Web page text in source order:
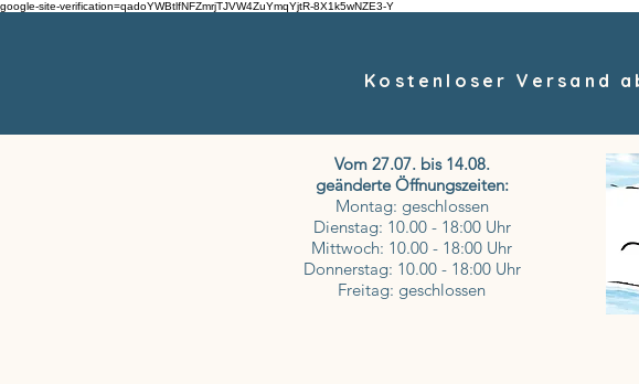
google-site-verification=qadoYWBtlfNFZmrjTJVW4ZuYmqYjtR-8X1k5wNZE3-Y
Kostenloser Versand
Vom 27.07. bis 14.08.
geänderte Öffnungszeiten:
Montag: geschlossen
Dienstag: 10.00 - 18:00 Uhr
Mittwoch: 10.00 - 18:00 Uhr
Donnerstag: 10.00 - 18:00 Uhr
Freitag: geschlossen